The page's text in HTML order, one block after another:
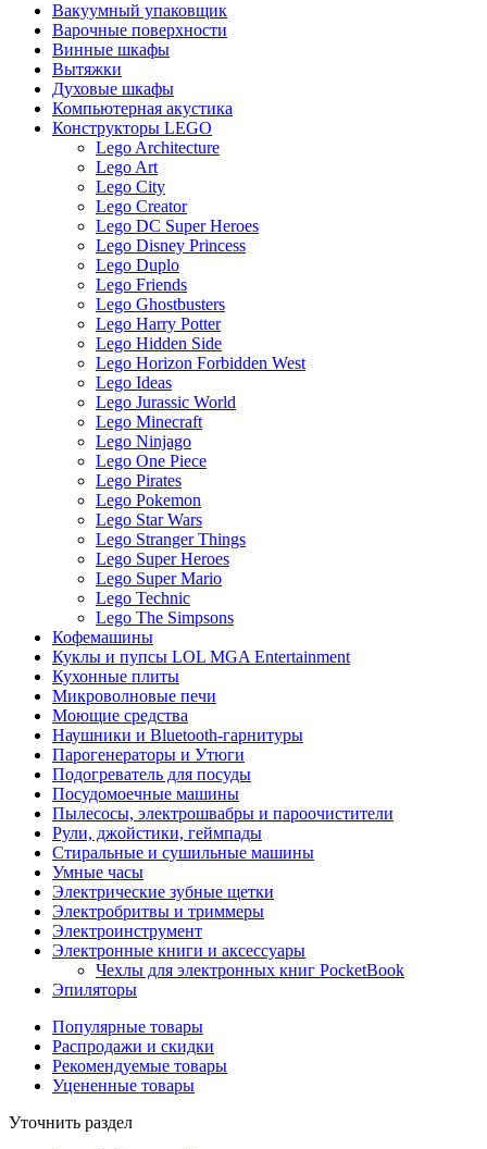
Вакуумный упаковщик
Варочные поверхности
Винные шкафы
Вытяжки
Духовые шкафы
Компьютерная акустика
Конструкторы LEGO
Lego Architecture
Lego Art
Lego City
Lego Creator
Lego DC Super Heroes
Lego Disney Princess
Lego Duplo
Lego Friends
Lego Ghostbusters
Lego Harry Potter
Lego Hidden Side
Lego Horizon Forbidden West
Lego Ideas
Lego Jurassic World
Lego Minecraft
Lego Ninjago
Lego One Piece
Lego Pirates
Lego Pokemon
Lego Star Wars
Lego Stranger Things
Lego Super Heroes
Lego Super Mario
Lego Technic
Lego The Simpsons
Кофемашины
Куклы и пупсы LOL MGA Entertainment
Кухонные плиты
Микроволновые печи
Моющие средства
Наушники и Bluetooth-гарнитуры
Парогенераторы и Утюги
Подогреватель для посуды
Посудомоечные машины
Пылесосы, электрошвабры и пароочистители
Рули, джойстики, геймпады
Стиральные и сушильные машины
Умные часы
Электрические зубные щетки
Электробритвы и триммеры
Электроинструмент
Электронные книги и аксессуары
Чехлы для электронных книг PocketBook
Эпиляторы
Популярные товары
Распродажи и скидки
Рекомендуемые товары
Уцененные товары
Уточнить раздел